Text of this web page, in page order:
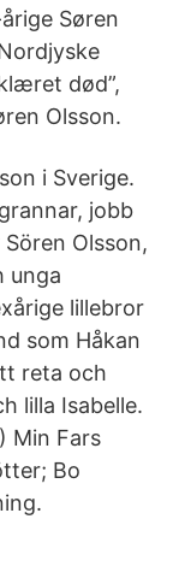
Søren
død”,
Olsson.
i Sverige.
jobb
Olsson,
unga
lillebror
som Håkan
reta och
lilla Isabelle.
Min Fars
Bo